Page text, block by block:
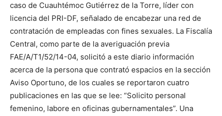
caso de Cuauhtémoc Gutiérrez de la Torre, líder con
licencia del PRI-DF, señalado de encabezar una red de
contratación de empleadas con fines sexuales. La Fiscalía
Central, como parte de la averiguación previa
FAE/A/T1/52/14-04, solicitó a este diario información
acerca de la persona que contrató espacios en la sección
Aviso Oportuno, de los cuales se reportaron cuatro
publicaciones en las que se lee: “Solicito personal
femenino, labore en oficinas gubernamentales”. Una